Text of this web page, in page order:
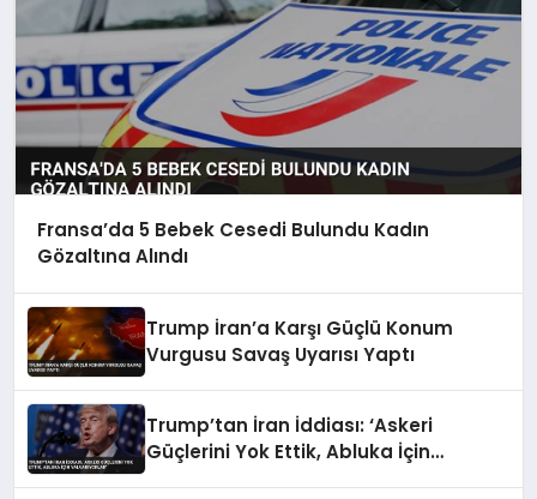
Fransa’da 5 Bebek Cesedi Bulundu Kadın
Gözaltına Alındı
Trump İran’a Karşı Güçlü Konum
Vurgusu Savaş Uyarısı Yaptı
Trump’tan İran İddiası: ‘Askeri
Güçlerini Yok Ettik, Abluka İçin